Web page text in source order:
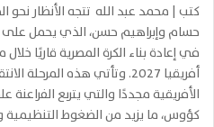
كتب | محمد عبد الله تتجه الأنظار نحو
حسام وإبراهيم حسن، الذي يحمل على
في إعادة بناء الكرة المصرية قاريًا
أفريقيا 2027. وتأتي هذه
الأفريقية مجددًا والتي يتربع الفراعنة
كؤوس، ما يزيد من الضغوط التنظيمية